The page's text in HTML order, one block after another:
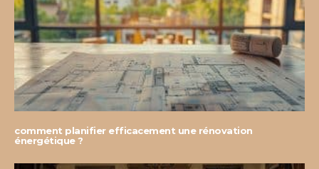
comment planifier efficacement une rénovation
énergétique ?